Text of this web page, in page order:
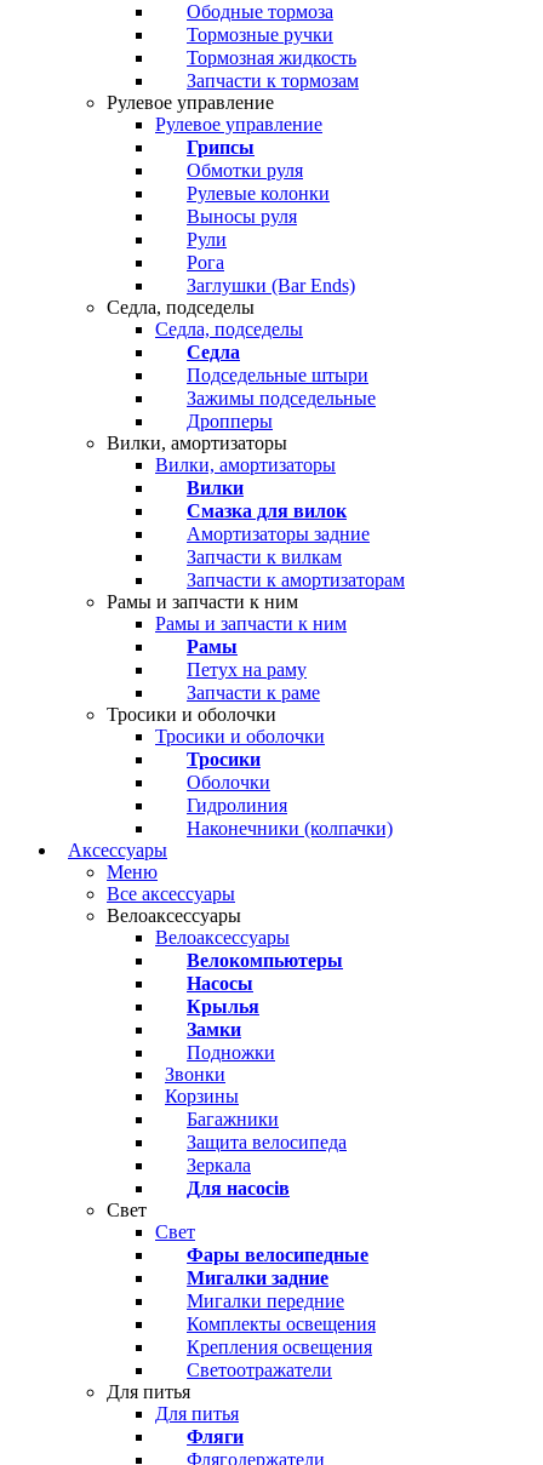
Ободные тормоза
Тормозные ручки
Тормозная жидкость
Запчасти к тормозам
Рулевое управление
Рулевое управление
Грипсы
Обмотки руля
Рулевые колонки
Выносы руля
Рули
Рога
Заглушки (Bar Ends)
Седла, подседелы
Седла, подседелы
Седла
Подседельные штыри
Зажимы подседельные
Дропперы
Вилки, амортизаторы
Вилки, амортизаторы
Вилки
Смазка для вилок
Амортизаторы задние
Запчасти к вилкам
Запчасти к амортизаторам
Рамы и запчасти к ним
Рамы и запчасти к ним
Рамы
Петух на раму
Запчасти к раме
Тросики и оболочки
Тросики и оболочки
Тросики
Оболочки
Гидролиния
Наконечники (колпачки)
Аксессуары
Меню
Все аксессуары
Велоаксессуары
Велоаксессуары
Велокомпьютеры
Насосы
Крылья
Замки
Подножки
Звонки
Корзины
Багажники
Защита велосипеда
Зеркала
Для насосів
Свет
Свет
Фары велосипедные
Мигалки задние
Мигалки передние
Комплекты освещения
Крепления освещения
Светоотражатели
Для питья
Для питья
Фляги
Флягодержатели